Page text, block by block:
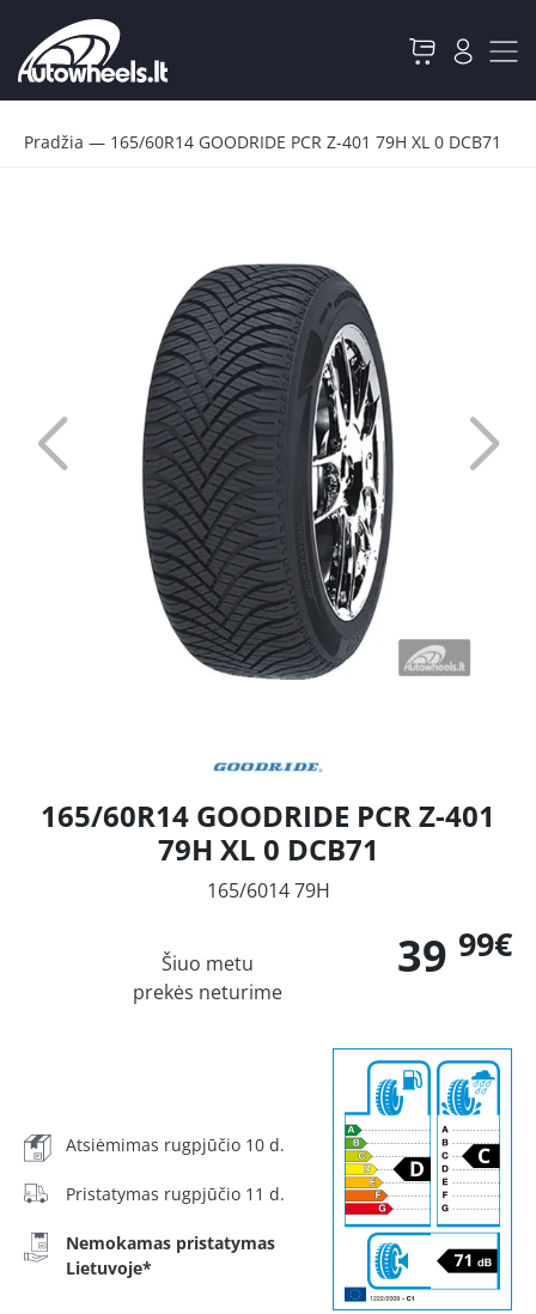
Pradžia — 165/60R14 GOODRIDE PCR Z-401 79H XL 0 DCB71
165/60R14 GOODRIDE PCR Z-401
79H XL 0 DCB71
165/6014 79H
39 99€
Šiuo metu
prekės neturime
Atsiėmimas rugpjūčio 10 d.
Pristatymas rugpjūčio 11 d.
Nemokamas pristatymas
Lietuvoje*